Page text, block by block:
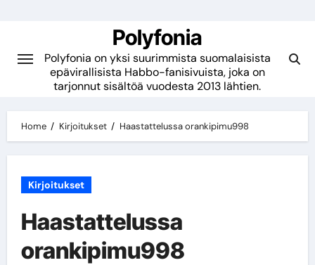
Polyfonia
Polyfonia on yksi suurimmista suomalaisista
epävirallisista Habbo-fanisivuista, joka on
tarjonnut sisältöä vuodesta 2013 lähtien.
Home Kirjoitukset Haastattelussa orankipimu998
Kirjoitukset
Haastattelussa
orankipimu998